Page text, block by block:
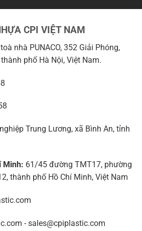
CPI VIỆT NAM
nhà PUNACO, 352 Giải Phóng,
phố Hà Nội, Việt Nam.
Trung Lương, xã Bình An, tỉnh
Minh: 61/45 đường TMT17, phường
thành phố Hồ Chí Minh, Việt Nam
- sales@cpiplastic.com